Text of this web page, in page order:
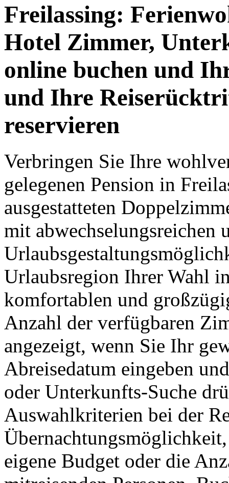
Freilassing:
Hotel Zimmer,
online buchen und
und Ihre
reservieren
Verbringen Sie Ihre
gelegenen Pension in
ausgestatteten
mit abwechselungsreichen
Urlaubsregion Ihrer Wahl
komfortablen und
Anzahl der verfügbaren
angezeigt, wenn Sie Ihr
Abreisedatum eingeben
oder Unterkunfts-Suche
Auswahlkriterien bei der
eigene Budget oder die